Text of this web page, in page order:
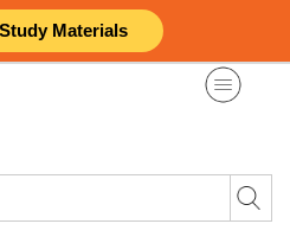
Materials